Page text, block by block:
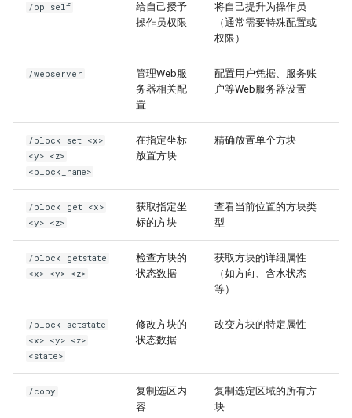
/op self
给自己授予
操作员权限
将自己提升为操作员
（通常需要特殊配置或
权限）
/webserver
管理Web服
务器相关配
置
配置用户凭据、服务账
户等Web服务器设置
/block set <x>
<y> <z>
<block_name>
在指定坐标
放置方块
精确放置单个方块
/block get <x>
<y> <z>
获取指定坐
标的方块
查看当前位置的方块类
型
/block getstate
<x> <y> <z>
检查方块的
状态数据
获取方块的详细属性
（如方向、含水状态
等）
/block setstate
<x> <y> <z>
<state>
修改方块的
状态数据
改变方块的特定属性
/copy
复制选区内
容
复制选定区域的所有方
块